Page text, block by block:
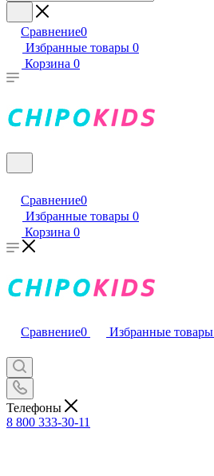
Сравнение0
Избранные товары 0
Корзина 0
Сравнение0
Избранные товары 0
Корзина 0
Сравнение0 Избранные товары
Телефоны
8 800 333-30-11